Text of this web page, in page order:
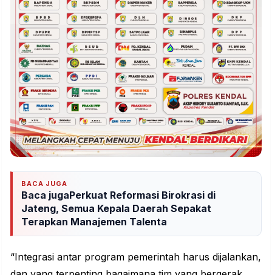
BACA JUGA
Baca jugaPerkuat Reformasi Birokrasi di
Jateng, Semua Kepala Daerah Sepakat
Terapkan Manajemen Talenta
“Integrasi antar program pemerintah harus dijalankan,